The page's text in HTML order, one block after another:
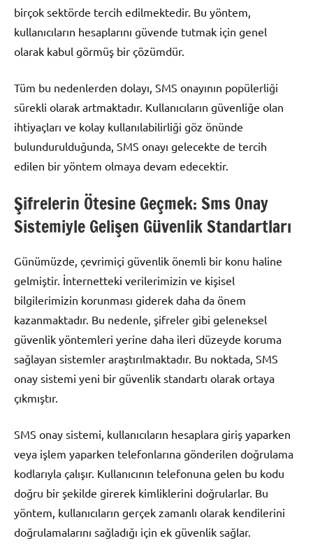
birçok sektörde tercih edilmektedir. Bu yöntem,
kullanıcıların hesaplarını güvende tutmak için genel
olarak kabul görmüş bir çözümdür.
Tüm bu nedenlerden dolayı, SMS onayının popülerliği
sürekli olarak artmaktadır. Kullanıcıların güvenliğe olan
ihtiyaçları ve kolay kullanılabilirliği göz önünde
bulundurulduğunda, SMS onayı gelecekte de tercih
edilen bir yöntem olmaya devam edecektir.
Şifrelerin Ötesine Geçmek: Sms Onay
Sistemiyle Gelişen Güvenlik Standartları
Günümüzde, çevrimiçi güvenlik önemli bir konu haline
gelmiştir. İnternetteki verilerimizin ve kişisel
bilgilerimizin korunması giderek daha da önem
kazanmaktadır. Bu nedenle, şifreler gibi geleneksel
güvenlik yöntemleri yerine daha ileri düzeyde koruma
sağlayan sistemler araştırılmaktadır. Bu noktada, SMS
onay sistemi yeni bir güvenlik standartı olarak ortaya
çıkmıştır.
SMS onay sistemi, kullanıcıların hesaplara giriş yaparken
veya işlem yaparken telefonlarına gönderilen doğrulama
kodlarıyla çalışır. Kullanıcının telefonuna gelen bu kodu
doğru bir şekilde girerek kimliklerini doğrularlar. Bu
yöntem, kullanıcıların gerçek zamanlı olarak kendilerini
doğrulamalarını sağladığı için ek güvenlik sağlar.